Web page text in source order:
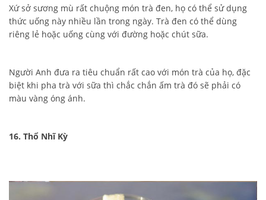
Xứ sở sương mù rất chuộng món trà đen, họ có thể sử dụng
thức uống này nhiều lần trong ngày. Trà đen có thể dùng
riêng lẻ hoặc uống cùng với đường hoặc chút sữa.
Người Anh đưa ra tiêu chuẩn rất cao với món trà của họ, đặc
biệt khi pha trà với sữa thì chắc chắn ấm trà đó sẽ phải có
màu vàng óng ánh.
16. Thổ Nhĩ Kỳ